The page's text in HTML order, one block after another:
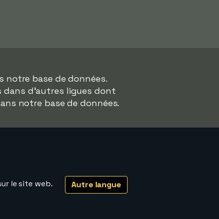
base de données.
dans d'autres ligues dont
notre base de données.
Autre langue
le site web.